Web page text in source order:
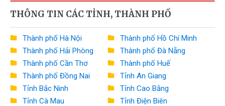
Bộ Nông nghiệp và Môi trường
Bộ Xây dựng
Bộ Văn hóa, Thể thao và Du lịch
Bộ Khoa học và Công nghệ
Bộ Giáo dục và Đào tạo
THÔNG TIN CÁC TỈNH, THÀNH PHỐ
Thành phố Hà Nội
Thành phố Hồ Chí Minh
Thành phố Hải Phòng
Thành phố Đà Nẵng
Thành phố Cần Thơ
Thành phố Huế
Thành phố Đồng Nai
Tỉnh An Giang
Tỉnh Bắc Ninh
Tỉnh Cao Bằng
Tỉnh Cà Mau
Tỉnh Điện Biên